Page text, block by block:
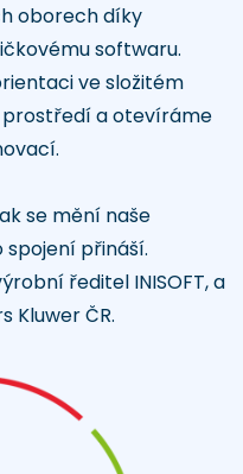
oborech díky
softwaru.
ve složitém
a otevíráme
se mění naše
přináší.
ředitel INISOFT, a
Kluwer ČR.